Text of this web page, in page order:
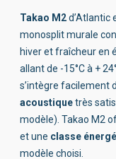
Takao M2
acoustique
classe